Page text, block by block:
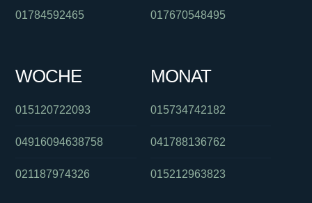
01784592465 017670548495
WOCHE
015120722093
04916094638758
021187974326
MONAT
015734742182
041788136762
015212963823